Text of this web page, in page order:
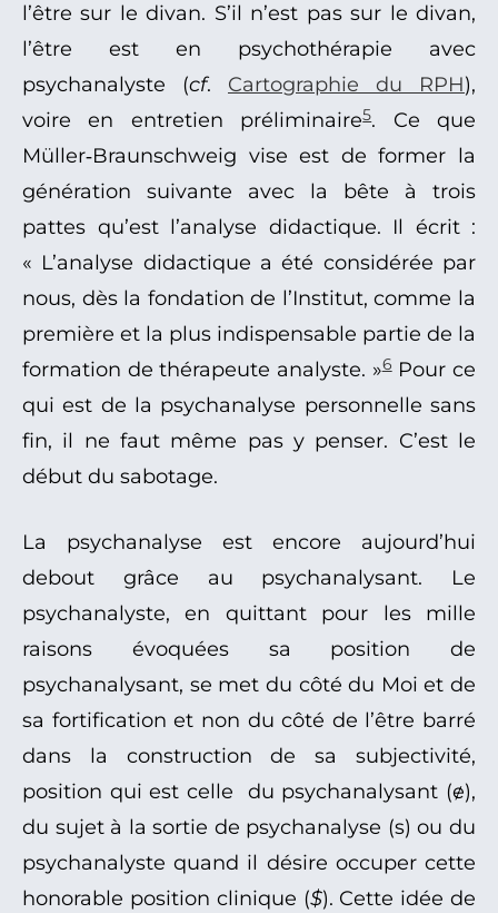
l’être sur le divan. S’il n’est pas sur le divan,
l’être est en psychothérapie avec
psychanalyste (cf. Cartographie du RPH),
voire en entretien préliminaire5. Ce que
Müller‑Braunschweig vise est de former la
génération suivante avec la bête à trois
pattes qu’est l’analyse didactique. Il écrit :
« L’analyse didactique a été considérée par
nous, dès la fondation de l’Institut, comme la
première et la plus indispensable partie de la
formation de thérapeute analyste. »6Pour ce
qui est de la psychanalyse personnelle sans
fin, il ne faut même pas y penser. C’est le
début du sabotage.
La psychanalyse est encore aujourd’hui
debout grâce au psychanalysant. Le
psychanalyste, en quittant pour les mille
raisons évoquées sa position de
psychanalysant, se met du côté du Moi et de
sa fortification et non du côté de l’être barré
dans la construction de sa subjectivité,
position qui est celle du psychanalysant (ɇ),
du sujet à la sortie de psychanalyse (s) ou du
psychanalyste quand il désire occuper cette
honorable position clinique ($). Cette idée de